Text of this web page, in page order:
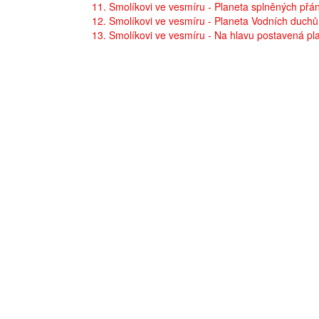
11. Smolíkovi ve vesmíru - Planeta splněných
12. Smolíkovi ve vesmíru - Planeta Vodních duchů
13. Smolíkovi ve vesmíru - Na hlavu postavená